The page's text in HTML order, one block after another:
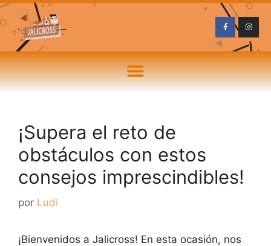
¡Supera el reto de
obstáculos con estos
consejos imprescindibles!
por Ludi
¡Bienvenidos a Jalicross! En esta ocasión, nos